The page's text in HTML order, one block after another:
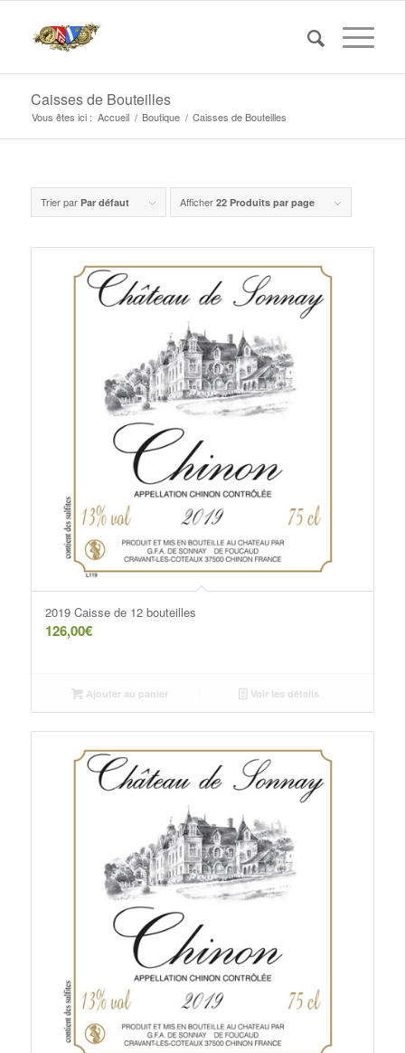
Caisses de Bouteilles
Vous êtes ici : Accueil / Boutique / Caisses de Bouteilles
Trier par Par défaut Afficher 22 Produits par page
2019 Caisse de 12 bouteilles
126,00€
Ajouter au panier Voir les détails